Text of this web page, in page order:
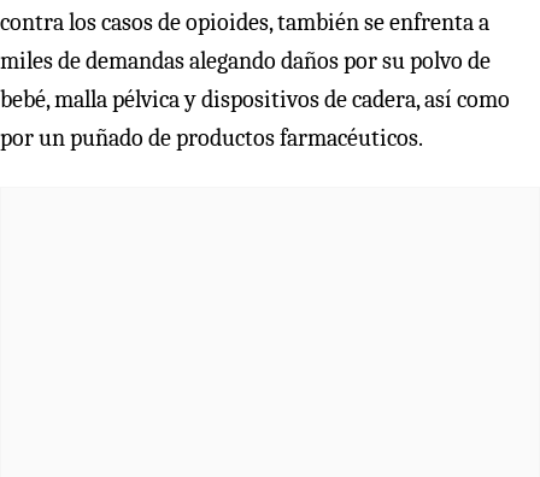
contra los casos de opioides, también se enfrenta a
miles de demandas alegando daños por su polvo de
bebé, malla pélvica y dispositivos de cadera, así como
por un puñado de productos farmacéuticos.